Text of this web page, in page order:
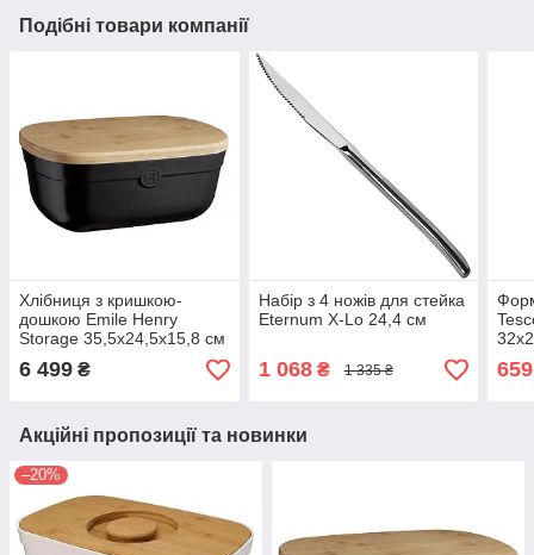
Подібні товари компанії
Хлібниця з кришкою-
дошкою Emile Henry
Storage 35,5x24,5x15,8 см
чорна
6 499 ₴
Набір з 4 ножів для стейка
Eternum X-Lo 24,4 см
1 068₴ 1 335 ₴ 659
Акційні пропозиції та новинки
–20%